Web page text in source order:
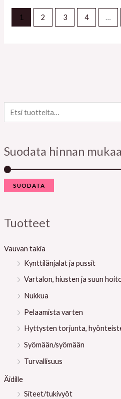
t
i
:
Suodata hinnan
SUODATA
Tuotteet
Vauvan takia
Kynttilänjalat ja pussit
Vartalon, hiusten ja suun
Nukkua
Pelaamista varten
Hyttysten torjunta,
Syömään/syömään
Turvallisuus
Äidille
Siteet/tukivyöt
1 2 3 4 …